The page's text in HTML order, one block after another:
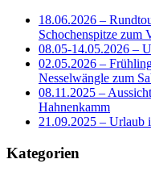
18.06.2026 –
Schochenspitze zum
08.05-14.05.2026 –
02.05.2026 –
Nesselwängle zum
08.11.2025 –
Hahnenkamm
21.09.2025 – Urlaub
Kategorien